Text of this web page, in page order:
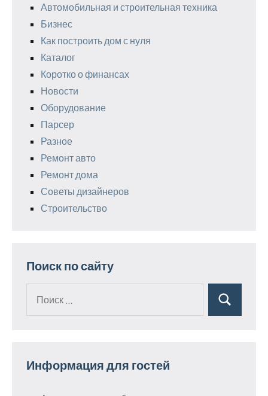
Автомобильная и строительная техника
Бизнес
Как построить дом с нуля
Каталог
Коротко о финансах
Новости
Оборудование
Парсер
Разное
Ремонт авто
Ремонт дома
Советы дизайнеров
Строительство
Поиск по сайту
Поиск
Информация для гостей